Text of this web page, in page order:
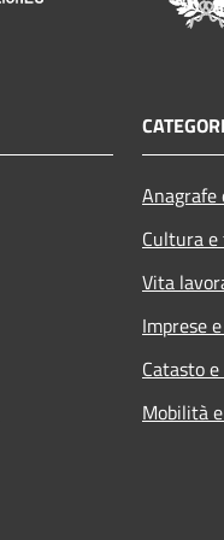
Cultura
Vita
Imprese
Catasto
Mobilità